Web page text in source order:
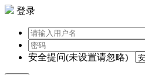
登录
安全提问(未设置请忽略)